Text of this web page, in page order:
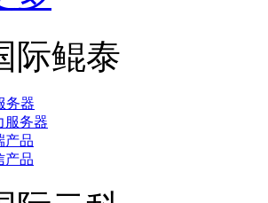
际鲲泰
务器
服务器
产品
产品